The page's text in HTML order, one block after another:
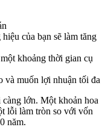
của bạn sẽ làm tăng
khoảng thời gian cụ
và muốn lợi nhuận tối đa
lớn. Một khoản hoa
lỗi làm tròn so với vốn
năm.